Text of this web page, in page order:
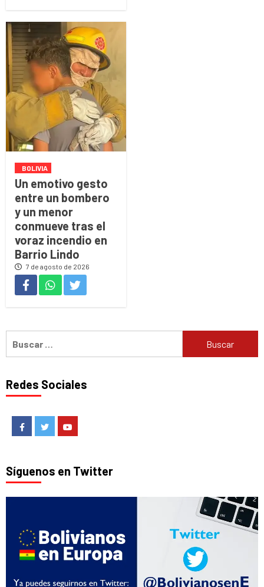
BOLIVIA
Un emotivo gesto
entre un bombero
y un menor
conmueve tras el
voraz incendio en
Barrio Lindo
7 de agosto de 2026
Redes Sociales
FacebookTwitter
Síguenos en Twitter